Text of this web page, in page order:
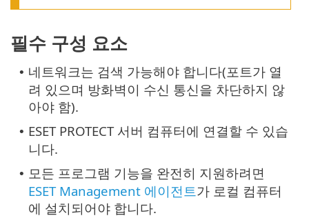
필수 구성 요소
• 네트워크는 검색 가능해야 합니다(포트가 열
려 있으며 방화벽이 수신 통신을 차단하지 않
아야 함).
• ESET PROTECT 서버 컴퓨터에 연결할 수 있습
니다.
• 모든 프로그램 기능을 완전히 지원하려면
ESET Management 에이전트가 로컬 컴퓨터
에 설치되어야 합니다.